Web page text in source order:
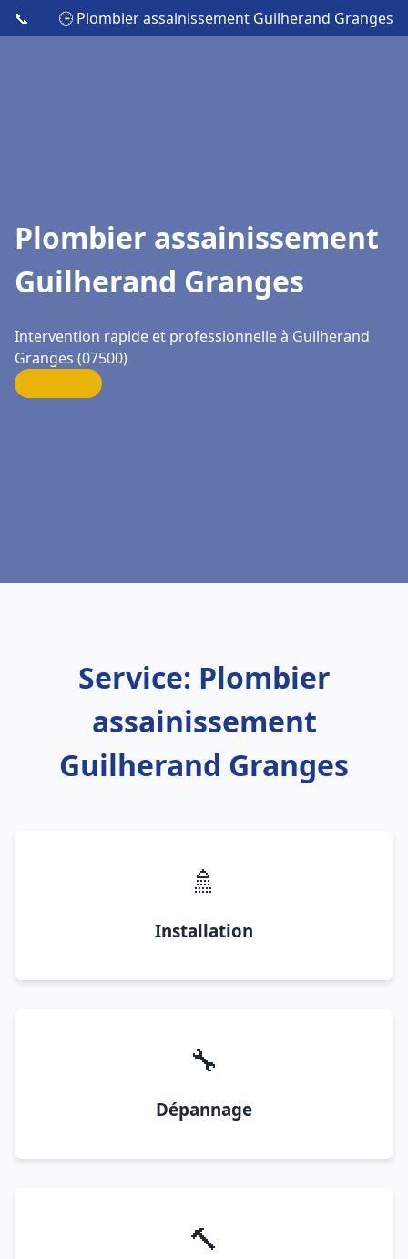
📞 🕒 Plombier assainissement Guilherand Granges
Plombier assainissement
Guilherand Granges
Intervention rapide et professionnelle à Guilherand
Granges (07500)
Service: Plombier
assainissement
Guilherand Granges
🚿
Installation
🔧
Dépannage
🔨